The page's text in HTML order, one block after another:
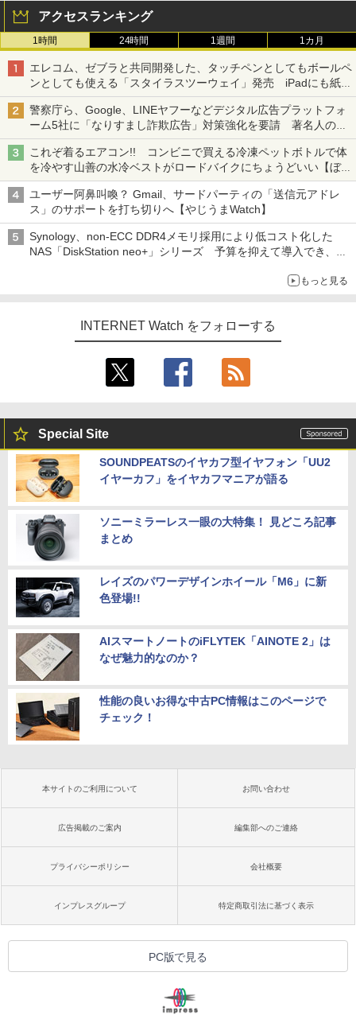
アクセスランキング
1時間 24時間 1週間 1カ月
エレコム、ゼブラと共同開発した、タッチペンとしてもボールペ
ンとしても使える「スタイラスツーウェイ」発売 iPadにも紙に
も、持ち替えずに書き込める
警察庁ら、Google、LINEヤフーなどデジタル広告プラットフォ
ーム5社に「なりすまし詐欺広告」対策強化を要請 著名人の写
真や映像を使った投資詐欺などへの対策として
これぞ着るエアコン!! コンビニで買える冷凍ペットボトルで体
を冷やす山善の水冷ベストがロードバイクにちょうどいい【ぼっ
ち・ざ・ろーど！その14】【空いた時間でなにしてる？】
ユーザー阿鼻叫喚？ Gmail、サードパーティの「送信元アドレ
ス」のサポートを打ち切りへ【やじうまWatch】
Synology、non-ECC DDR4メモリ採用により低コスト化した
NAS「DiskStation neo+」シリーズ 予算を抑えて導入でき、
もっと見る
INTERNET Watch をフォローする
Special Site
SOUNDPEATSのイヤカフ型イヤフォン「UU2
イヤーカフ」をイヤカフマニアが語る
ソニーミラーレス一眼の大特集！ 見どころ記事
まとめ
レイズのパワーデザインホイール「M6」に新
色登場!!
AIスマートノートのiFLYTEK「AINOTE 2」は
なぜ魅力的なのか？
性能の良いお得な中古PC情報はこのページで
チェック！
本サイトのご利用について お問い合わせ
広告掲載のご案内 編集部へのご連絡
プライバシーポリシー 会社概要
インプレスグループ 特定商取引法に基づく表示
PC版で見る